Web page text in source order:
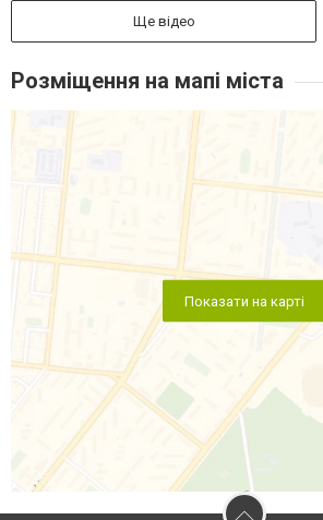
Ще відео
Розміщення на мапі міста
Показати на карті